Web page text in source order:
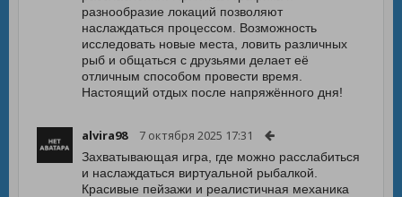
разнообразие локаций позволяют
наслаждаться процессом. Возможность
исследовать новые места, ловить различных
рыб и общаться с друзьями делает её
отличным способом провести время.
Настоящий отдых после напряжённого дня!
alvira98 7 октября 2025 17:31
Захватывающая игра, где можно расслабиться
и наслаждаться виртуальной рыбалкой.
Красивые пейзажи и реалистичная механика